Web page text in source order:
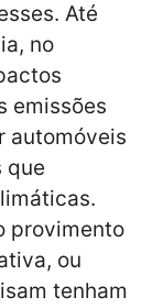
Até
no
emissões
automóveis
que
provimento
ou
tenham